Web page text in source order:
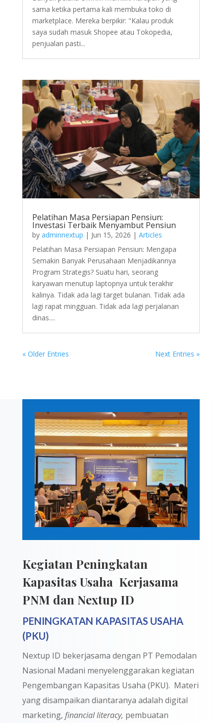
sama ketika pertama kali membuka toko di
marketplace. Mereka berpikir: "Kalau produk
saya sudah masuk Shopee atau Tokopedia,
penjualan pasti...
Pelatihan Masa Persiapan Pensiun:
Investasi Terbaik Menyambut Pensiun
by adminnextup | Jun 15, 2026 | Articles
Pelatihan Masa Persiapan Pensiun: Mengapa
Semakin Banyak Perusahaan Menjadikannya
Program Strategis? Suatu hari, seorang
karyawan menutup laptopnya untuk terakhir
kalinya. Tidak ada lagi target bulanan. Tidak ada
lagi rapat mingguan. Tidak ada lagi perjalanan
dinas....
« Older Entries Next Entries »
Kegiatan Peningkatan
Kapasitas Usaha Kerjasama
PNM dan Nextup ID
PENINGKATAN KAPASITAS USAHA
(PKU)
Nextup ID bekerjasama dengan PT Pemodalan
Nasional Madani menyelenggarakan kegiatan
Pengembangan Kapasitas Usaha (PKU). Materi
yang disampaikan diantaranya adalah digital
marketing, financial literacy, pembuatan